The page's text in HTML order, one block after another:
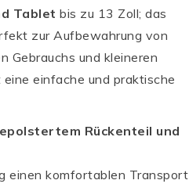
Tablet bis zu 13 Zoll; das
zur Aufbewahrung von
Gebrauchs und kleineren
einfache und praktische
Rückenteil und
einen komfortablen Transport